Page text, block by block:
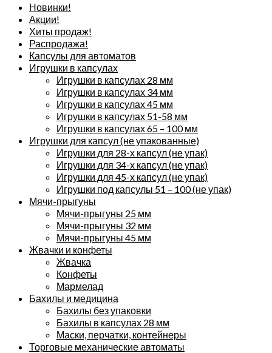
Новинки!
Акции!
Хиты продаж!
Распродажа!
Капсулы для автоматов
Игрушки в капсулах
Игрушки в капсулах 28 мм
Игрушки в капсулах 34 мм
Игрушки в капсулах 45 мм
Игрушки в капсулах 51-58 мм
Игрушки в капсулах 65 – 100 мм
Игрушки для капсул (не упакованные)
Игрушки для 28-х капсул (не упак)
Игрушки для 34-х капсул (не упак)
Игрушки для 45-х капсул (не упак)
Игрушки под капсулы 51 – 100 (не упак)
Мячи-прыгуны
Мячи-прыгуны 25 мм
Мячи-прыгуны 32 мм
Мячи-прыгуны 45 мм
Жвачки и конфеты
Жвачка
Конфеты
Мармелад
Бахилы и медицина
Бахилы без упаковки
Бахилы в капсулах 28 мм
Маски, перчатки, контейнеры
Торговые механические автоматы